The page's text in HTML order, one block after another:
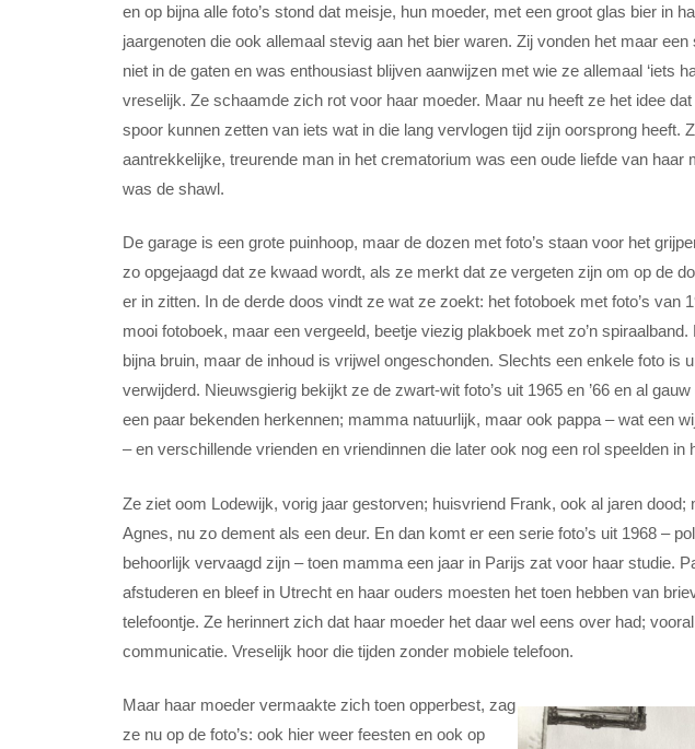
en op bijna alle foto’s stond dat meisje, hun moeder, met een groot glas bier in
jaargenoten die ook allemaal stevig aan het bier waren. Zij vonden het maar
niet in de gaten en was enthousiast blijven aanwijzen met wie ze allemaal ‘iets
vreselijk. Ze schaamde zich rot voor haar moeder. Maar nu heeft ze het idee
spoor kunnen zetten van iets wat in die lang vervlogen tijd zijn oorsprong heeft.
aantrekkelijke, treurende man in het crematorium was een oude liefde van haar
was de shawl.
De garage is een grote puinhoop, maar de dozen met foto’s staan voor het
zo opgejaagd dat ze kwaad wordt, als ze merkt dat ze vergeten zijn om op de
er in zitten. In de derde doos vindt ze wat ze zoekt: het fotoboek met foto’s van
mooi fotoboek, maar een vergeeld, beetje viezig plakboek met zo’n
bijna bruin, maar de inhoud is vrijwel ongeschonden. Slechts een enkele foto is
verwijderd. Nieuwsgierig bekijkt ze de zwart-wit foto’s uit 1965 en ’66 en al
een paar bekenden herkennen; mamma natuurlijk, maar ook pappa – wat een
– en verschillende vrienden en vriendinnen die later ook nog een rol speelden in
Ze ziet oom Lodewijk, vorig jaar gestorven; huisvriend Frank, ook al jaren dood;
Agnes, nu zo dement als een deur. En dan komt er een serie foto’s uit 1968 –
behoorlijk vervaagd zijn – toen mamma een jaar in Parijs zat voor haar studie.
afstuderen en bleef in Utrecht en haar ouders moesten het toen hebben van
telefoontje. Ze herinnert zich dat haar moeder het daar wel eens over had;
communicatie. Vreselijk hoor die tijden zonder mobiele telefoon.
Maar haar moeder vermaakte zich toen opperbest, zag
ze nu op de foto’s: ook hier weer feesten en ook op